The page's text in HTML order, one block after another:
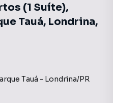
(1 Suíte),
Tauá, Londrina,
Tauá - Londrina/PR